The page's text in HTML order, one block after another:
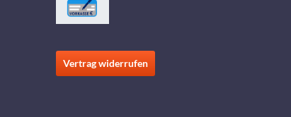
Vertrag widerrufen